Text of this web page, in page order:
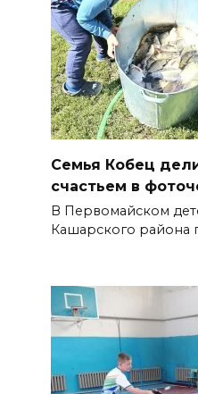
Семья Кобец
счастьем в
В Первомайском
Кашарского района